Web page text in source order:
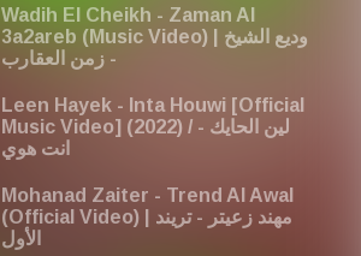
Wadih El Cheikh - Zaman Al
3a2areb (Music Video) | وديع الشيخ
- زمن العقارب
Leen Hayek - Inta Houwi [Official
Music Video] (2022) / لين الحايك -
انت هوي
Mohanad Zaiter - Trend Al Awal
(Official Video) | مهند زعيتر - تريند
الأول